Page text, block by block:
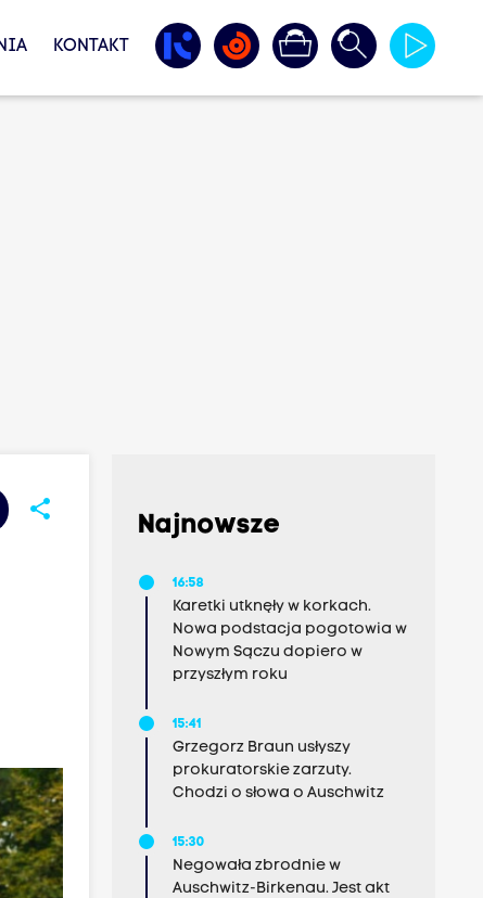
KONTAKT
share
Najnowsze
16:58
Karetki utknęły w korkach.
Nowa podstacja pogotowia w
Nowym Sączu dopiero w
przyszłym roku
15:41
Grzegorz Braun usłyszy
prokuratorskie zarzuty.
Chodzi o słowa o Auschwitz
15:30
Negowała zbrodnie w
Auschwitz-Birkenau. Jest akt